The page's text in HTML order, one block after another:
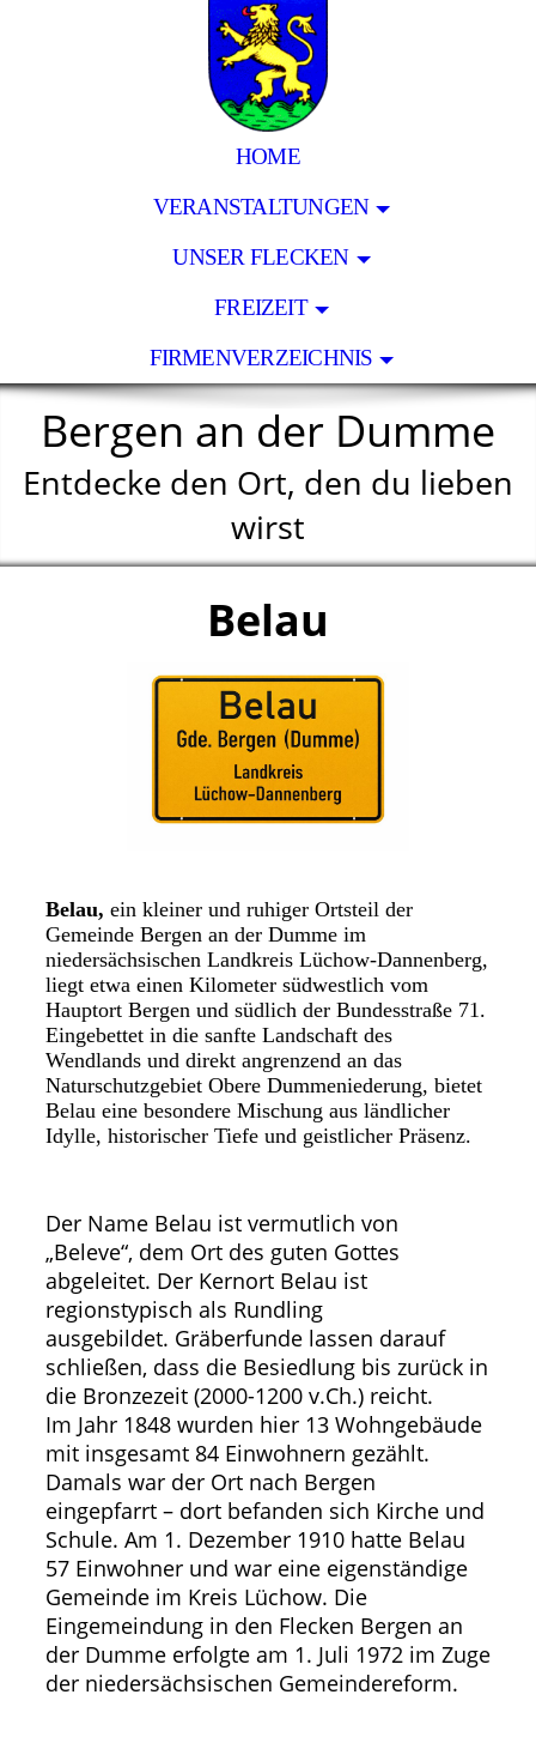
HOME
VERANSTALTUNGEN
UNSER FLECKEN
FREIZEIT
FIRMENVERZEICHNIS
Bergen an der Dumme
Entdecke den Ort, den du lieben
wirst
Belau
Belau, ein kleiner und ruhiger Ortsteil der
Gemeinde Bergen an der Dumme im
niedersächsischen Landkreis Lüchow-Dannenberg,
liegt etwa einen Kilometer südwestlich vom
Hauptort Bergen und südlich der Bundesstraße 71.
Eingebettet in die sanfte Landschaft des
Wendlands und direkt angrenzend an das
Naturschutzgebiet Obere Dummeniederung, bietet
Belau eine besondere Mischung aus ländlicher
Idylle, historischer Tiefe und geistlicher Präsenz.
Der Name Belau ist vermutlich von
„Beleve“, dem Ort des guten Gottes
abgeleitet. Der Kernort Belau ist
regionstypisch als Rundling
ausgebildet. Gräberfunde lassen darauf
schließen, dass die Besiedlung bis zurück in
die Bronzezeit (2000-1200 v.Ch.) reicht.
Im Jahr 1848 wurden hier 13 Wohngebäude
mit insgesamt 84 Einwohnern gezählt.
Damals war der Ort nach Bergen
eingepfarrt – dort befanden sich Kirche und
Schule. Am 1. Dezember 1910 hatte Belau
57 Einwohner und war eine eigenständige
Gemeinde im Kreis Lüchow. Die
Eingemeindung in den Flecken Bergen an
der Dumme erfolgte am 1. Juli 1972 im Zuge
der niedersächsischen Gemeindereform.